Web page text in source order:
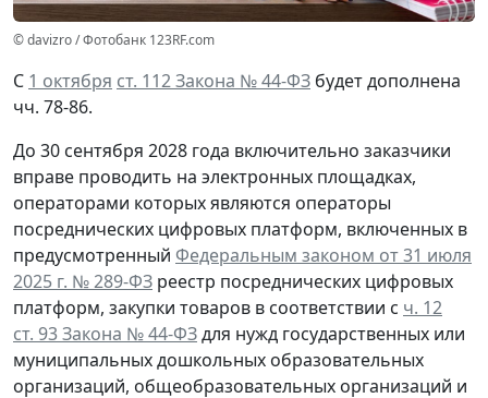
© davizro / Фотобанк 123RF.com
С 1 октября ст. 112 Закона № 44-ФЗ будет дополнена
чч. 78-86.
До 30 сентября 2028 года включительно заказчики
вправе проводить на электронных площадках,
операторами которых являются операторы
посреднических цифровых платформ, включенных в
предусмотренный Федеральным законом от 31 июля
2025 г. № 289-ФЗ реестр посреднических цифровых
платформ, закупки товаров в соответствии с ч. 12
ст. 93 Закона № 44-ФЗдля нужд государственных или
муниципальных дошкольных образовательных
организаций, общеобразовательных организаций и